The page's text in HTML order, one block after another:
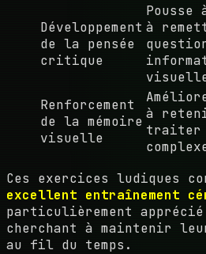
Développement
de la pensée
critique
à
Renforcement
de la mémoire
visuelle
à
traiter
Ces exercices ludiques
excellent entraînement
particulièrement apprécié
cherchant à maintenir
au fil du temps.